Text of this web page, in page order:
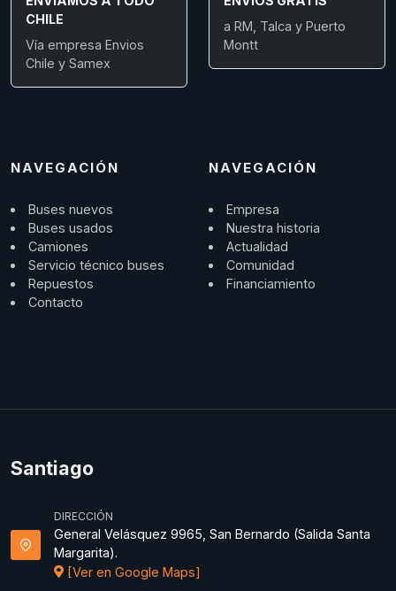
CHILE
Vía empresa Envios
Chile y Samex
a RM, Talca y Puerto
Montt
NAVEGACIÓN
Buses nuevos
Buses usados
Camiones
Servicio técnico buses
Repuestos
Contacto
NAVEGACIÓN
Empresa
Nuestra historia
Actualidad
Comunidad
Financiamiento
Santiago
DIRECCIÓN
General Velásquez 9965, San Bernardo (Salida Santa
Margarita).
[Ver en Google Maps]